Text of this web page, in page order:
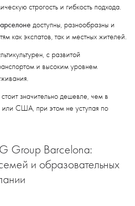
строгость и гибкость подхода.
доступны, разнообразны и
как экспатов, так и местных жителей.
с развитой
и высоким уровнем
значительно дешевле, чем в
США, при этом не уступая по
Group Barcelona:
и образовательных